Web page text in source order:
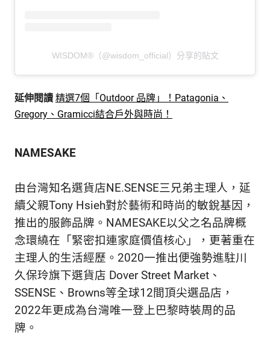
WISDOM®（@wisdom_official）分享的貼文
延伸閱讀 精選7個「Outdoor 品牌」！Patagonia、
Gregory、Gramicci結合戶外與時尚！
NAMESAKE
由台灣知名選貨店NE.SENSE三兄弟主理人，延
續父親Tony Hsieh對於藝術和時尚的敏銳基因，
推出的服飾品牌。NAMESAKE以父之名品牌概
念環繞在「緊密扣連家庭價值核心」，更著重在
主理人的生活經歷。2020一推出便強勢進駐川
久保玲旗下選貨店 Dover Street Market、
SSENSE、Browns等全球12間頂尖選品店，
2022年更成為台灣唯一登上巴黎時裝周的品
牌。